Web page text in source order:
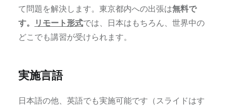
て問題を解決します。東京都内への出張は無料で
す。
リモート形式では、日本はもちろん、世界中の
どこでも講習が受けられます。
実施言語
日本語の他、英語でも実施可能です（スライドはす